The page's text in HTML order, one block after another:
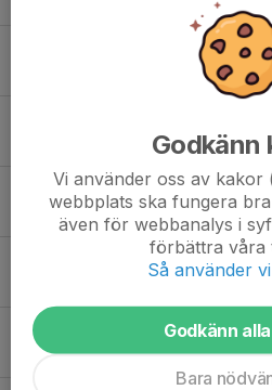
SPORTLOTTEN 2023
9 sep 2020 0
Säsongsstart 20/21
16 aug 2020 0
Tack för igår!
Pizza och se en dam-
5 feb 2020 0
Godkänn
Vi använder oss av
webbplats ska fungera
även för webbanalys i
förbättra våra
Så använder
Godkänn
Bara